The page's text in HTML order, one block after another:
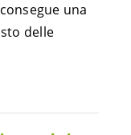
una
delle